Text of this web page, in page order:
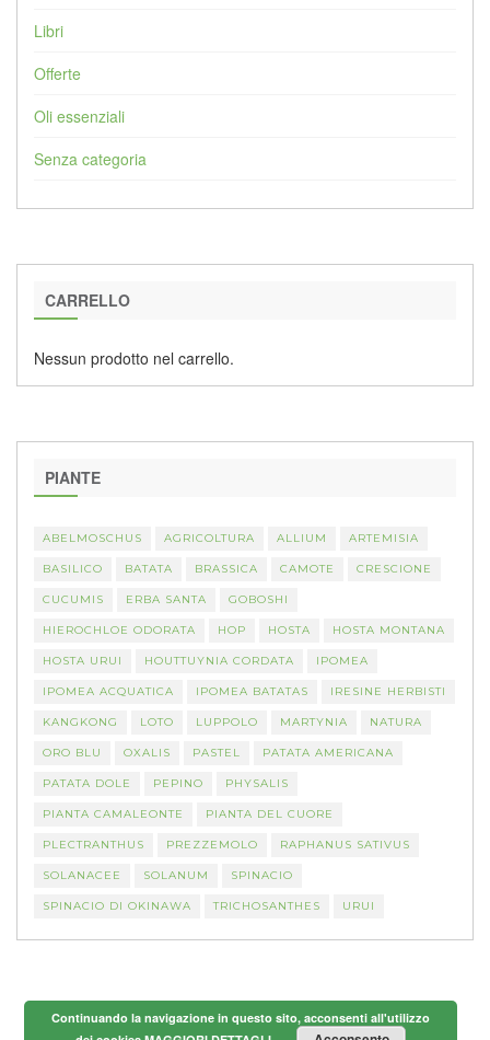
Libri
Offerte
Oli essenziali
Senza categoria
CARRELLO
Nessun prodotto nel carrello.
PIANTE
ABELMOSCHUS AGRICOLTURA ALLIUM ARTEMISIA
BASILICO BATATA BRASSICA CAMOTE CRESCIONE
CUCUMIS ERBA SANTA GOBOSHI
HIEROCHLOE ODORATA HOP HOSTA HOSTA MONTANA
HOSTA URUI HOUTTUYNIA CORDATA IPOMEA
IPOMEA ACQUATICA IPOMEA BATATAS IRESINE HERBISTI
KANGKONG LOTO LUPPOLO MARTYNIA NATURA
ORO BLU OXALIS PASTEL PATATA AMERICANA
PATATA DOLE PEPINO PHYSALIS
PIANTA CAMALEONTE PIANTA DEL CUORE
PLECTRANTHUS PREZZEMOLO RAPHANUS SATIVUS
SOLANACEE SOLANUM SPINACIO
SPINACIO DI OKINAWA TRICHOSANTHES URUI
Continuando la navigazione in questo sito, acconsenti all'utilizzo